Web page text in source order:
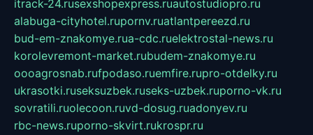
itrack-24.rusexshopexpress.ruautostudiopro.ru
alabuga-cityhotel.rupornv.ruatlantpereezd.ru
bud-em-znakomye.rua-cdc.ruelektrostal-news.ru
korolevremont-market.rubudem-znakomye.ru
oooagrosnab.rufpodaso.ruemfire.rupro-otdelky.ru
ukrasotki.ruseksuzbek.ruseks-uzbek.ruporno-vk.ru
sovratili.ruolecoon.ruvd-dosug.ruadonyev.ru
rbc-news.ruporno-skvirt.rukrospr.ru